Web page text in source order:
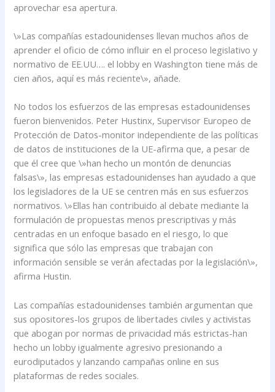
aprovechar esa apertura.
\»Las compañías estadounidenses llevan muchos años de
aprender el oficio de cómo influir en el proceso legislativo y
normativo de EE.UU…. el lobby en Washington tiene más de
cien años, aquí es más reciente\», añade.
No todos los esfuerzos de las empresas estadounidenses
fueron bienvenidos. Peter Hustinx, Supervisor Europeo de
Protección de Datos-monitor independiente de las políticas
de datos de instituciones de la UE-afirma que, a pesar de
que él cree que \»han hecho un montón de denuncias
falsas\», las empresas estadounidenses han ayudado a que
los legisladores de la UE se centren más en sus esfuerzos
normativos. \»Ellas han contribuido al debate mediante la
formulación de propuestas menos prescriptivas y más
centradas en un enfoque basado en el riesgo, lo que
significa que sólo las empresas que trabajan con
información sensible se verán afectadas por la legislación\»,
afirma Hustin.
Las compañías estadounidenses también argumentan que
sus opositores-los grupos de libertades civiles y activistas
que abogan por normas de privacidad más estrictas-han
hecho un lobby igualmente agresivo presionando a
eurodiputados y lanzando campañas online en sus
plataformas de redes sociales.